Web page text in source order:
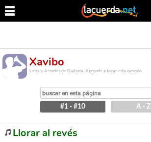
Xavibo
Letra y Acordes de Guitarra. Aprende a tocar esta canción
#1 - #10 A - Z
Llorar al revés